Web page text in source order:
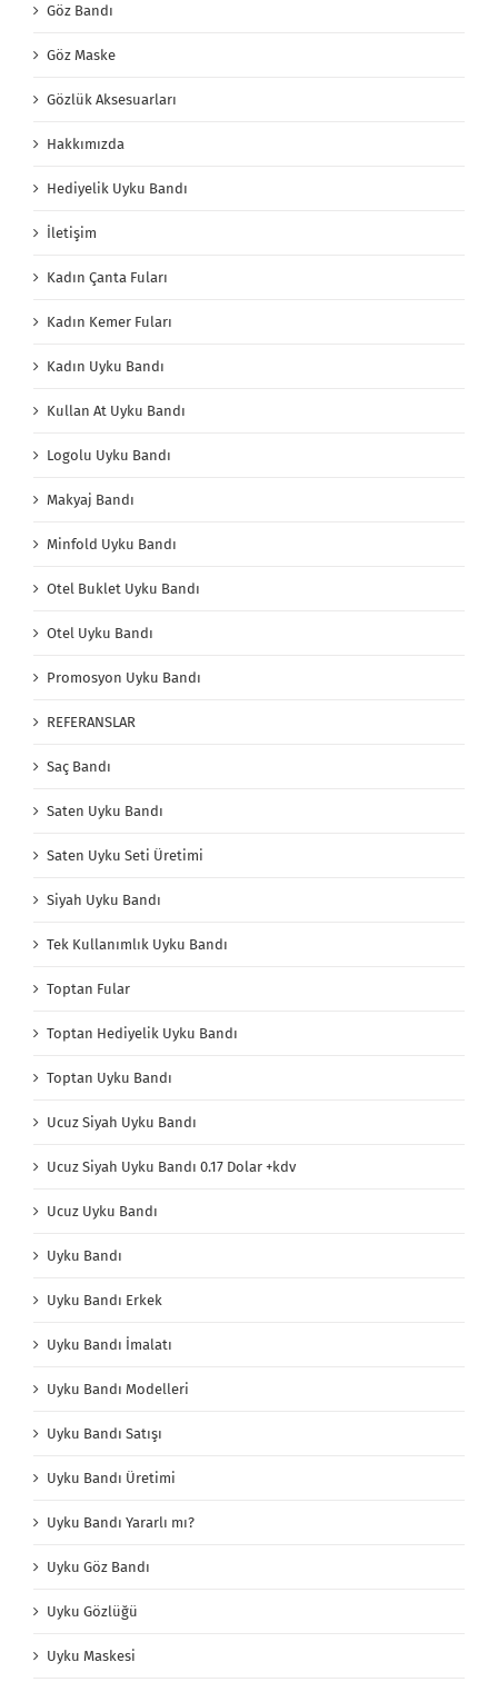
Göz Bandı
Göz Maske
Gözlük Aksesuarları
Hakkımızda
Hediyelik Uyku Bandı
İletişim
Kadın Çanta Fuları
Kadın Kemer Fuları
Kadın Uyku Bandı
Kullan At Uyku Bandı
Logolu Uyku Bandı
Makyaj Bandı
Minfold Uyku Bandı
Otel Buklet Uyku Bandı
Otel Uyku Bandı
Promosyon Uyku Bandı
REFERANSLAR
Saç Bandı
Saten Uyku Bandı
Saten Uyku Seti Üretimi
Siyah Uyku Bandı
Tek Kullanımlık Uyku Bandı
Toptan Fular
Toptan Hediyelik Uyku Bandı
Toptan Uyku Bandı
Ucuz Siyah Uyku Bandı
Ucuz Siyah Uyku Bandı 0.17 Dolar +kdv
Ucuz Uyku Bandı
Uyku Bandı
Uyku Bandı Erkek
Uyku Bandı İmalatı
Uyku Bandı Modelleri
Uyku Bandı Satışı
Uyku Bandı Üretimi
Uyku Bandı Yararlı mı?
Uyku Göz Bandı
Uyku Gözlüğü
Uyku Maskesi